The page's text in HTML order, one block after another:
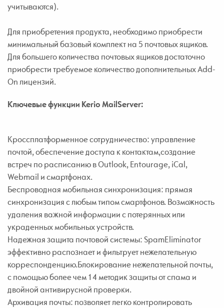
учитываются).
Для приобретения продукта, необходимо приобрести
минимальный базовый комплект на 5 почтовых ящиков.
Для большего количества почтовых ящиков достаточно
приобрести требуемое количество дополнительных Add-
On лицензий.
Ключевые функции Kerio MailServer:
Кроссплатформенное сотрудничество: управление
почтой, обеспечение доступа к контактам,создание
встреч по расписанию в Outlook, Entourage, iCal,
Webmail и смартфонах.
Беспроводная мобильная синхронизация: прямая
синхронизация с любым типом смартфонов. Возможность
удаления важной информации с потерянных или
украденных мобильных устройств.
Надежная защита почтовой системы: SpamEliminator
эффективно распознает и фильтрует нежелательную
корреспонденцию.Блокирование нежелательной почты,
с помощью более чем 14 методик защиты от спама и
двойной антивирусной проверки.
Архивация почты: позволяет легко контролировать